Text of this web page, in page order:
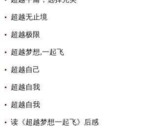
超越无止境
超越极限
超越梦想,一起飞
超越自己
超越自我
超越自我
读《超越梦想一起飞》后感